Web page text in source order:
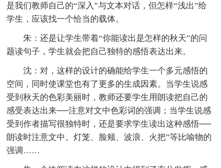
是我们教师自己的“深入”与文本对话，但怎样“浅出”给
学生，应该找一个恰当的载体。
朱：还是让学生带着“你能读出是怎样的秋天”的问
题读句子，学生就会把自己独特的感悟表达出来。
沈：对，这样的设计的确能给学生一个多元感悟的
空间，同时使课堂也有了更多的生成因素。当学生说感
受到秋天的色彩美丽时，教师还要学生用朗读把自己的
感受表达出来──注意对文中色彩词的强调；当学生说感
受到作者描写很独特时，还是要求学生读出这种感悟──
朗读时注意文中。灯笼、脸颊、波浪、火把”等比喻物的
强调……